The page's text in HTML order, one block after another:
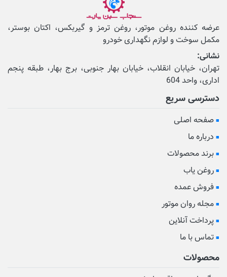
عرضه کننده روغن موتور، روغن ترمز و گیربکس، اکتان بوستر،
مکمل‌ سوخت و لوازم نگهداری خودرو
نشانی:
تهران، خیابان انقلاب، خیابان بهار جنوبی، برج بهار، طبقه پنجم
اداری، واحد 604
دسترسی سریع
صفحه اصلی
درباره ما
برند محصولات
روغن یاب
فروش عمده
مجله روان موتور
پرداخت آنلاین
تماس با ما
محصولات